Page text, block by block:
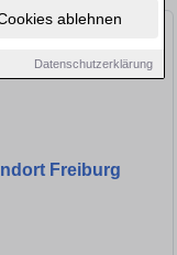
ablehnen
Datenschutzerklärung
Freiburg